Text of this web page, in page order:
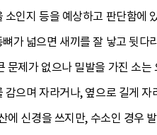
인지 등을 예상하고 판단함에
가 넓으면 새끼를 잘 낳고 뒷다
제가 없으나 밀발을 가진 소
으며 자라거나, 옆으로 길게
신경을 쓰지만, 수소인 경우